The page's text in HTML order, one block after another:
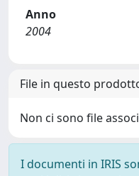
Anno
2004
File in questo
Non ci sono file
I documenti in IRIS